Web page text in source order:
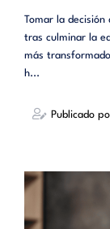
Tomar la
tras culminar la
más
h...
Publicado